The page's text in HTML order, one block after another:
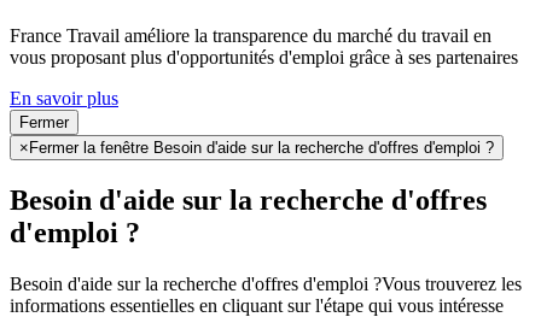
France Travail améliore la transparence du marché du travail en
vous proposant plus d'opportunités d'emploi grâce à ses partenaires
En savoir plus
Fermer
× Fermer la fenêtre Besoin d'aide sur la recherche d'offres d'emploi ?
Besoin d'aide sur la recherche d'offres
d'emploi ?
Besoin d'aide sur la recherche d'offres d'emploi ?Vous trouverez les
informations essentielles en cliquant sur l'étape qui vous intéresse